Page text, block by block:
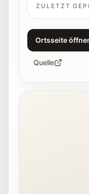
ZULETZT
Ortsseite
Quelle
Innenansicht der